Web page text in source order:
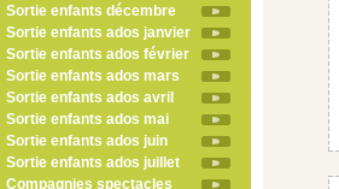
Sortie enfants décembre
Sortie enfants ados janvier
Sortie enfants ados février
Sortie enfants ados mars
Sortie enfants ados avril
Sortie enfants ados mai
Sortie enfants ados juin
Sortie enfants ados juillet
Compagnies spectacles